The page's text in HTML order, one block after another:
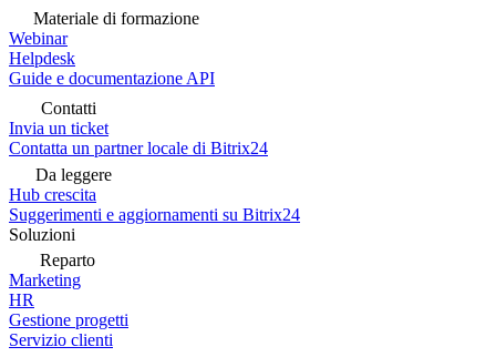
Materiale di formazione
Webinar
Helpdesk
Guide e documentazione API
Contatti
Invia un ticket
Contatta un partner locale di Bitrix24
Da leggere
Hub crescita
Suggerimenti e aggiornamenti su Bitrix24
Soluzioni
Reparto
Marketing
HR
Gestione progetti
Servizio clienti